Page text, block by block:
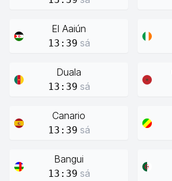
El Aaiún
13:39 sá
Duala
13:39 sá
Canario
13:39 sá
Bangui
13:39 sá